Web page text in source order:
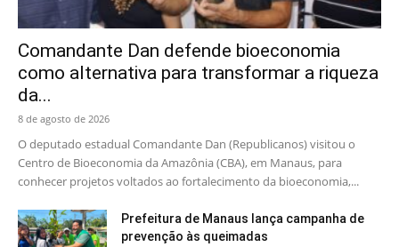
Comandante Dan defende bioeconomia
como alternativa para transformar a riqueza
da...
8 de agosto de 2026
O deputado estadual Comandante Dan (Republicanos) visitou o
Centro de Bioeconomia da Amazônia (CBA), em Manaus, para
conhecer projetos voltados ao fortalecimento da bioeconomia,...
Prefeitura de Manaus lança campanha de
prevenção às queimadas